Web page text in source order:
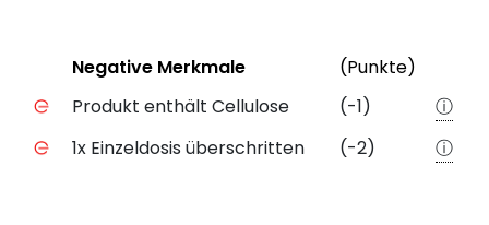
Negative Merkmale des Produkts mit Punkteabzug
StatusNegative Merkmale (Punkte)
Produkt enthält Cellulose
(-1)
ⓘ
1x Einzeldosis überschritten
(-2) ⓘ